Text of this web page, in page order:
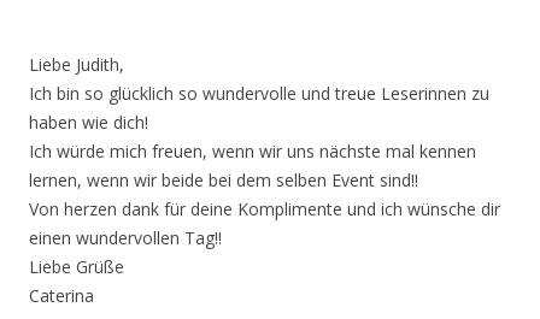
Liebe Judith,
Ich bin so glücklich so wundervolle und treue Leserinnen zu
haben wie dich!
Ich würde mich freuen, wenn wir uns nächste mal kennen
lernen, wenn wir beide bei dem selben Event sind!!
Von herzen dank für deine Komplimente und ich wünsche dir
einen wundervollen Tag!!
Liebe Grüße
Caterina